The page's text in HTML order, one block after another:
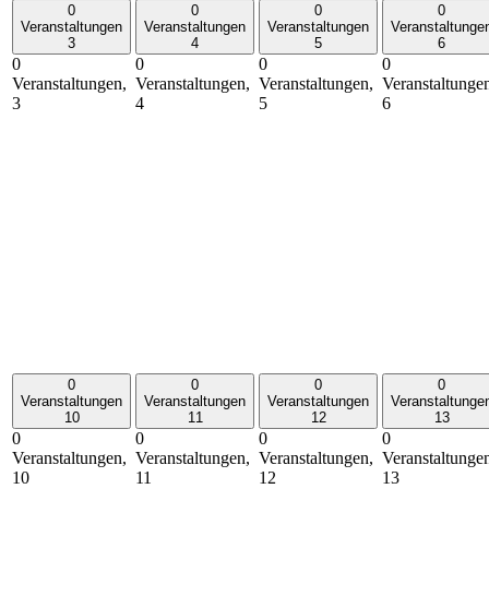
0
Veranstaltungen
3
0
Veranstaltungen,
3
0
Veranstaltungen
4
0
Veranstaltungen,
4
0
Veranstaltungen
5
0
Veranstaltungen,
5
0
6
0
6
0
Veranstaltungen
10
0
Veranstaltungen,
10
0
Veranstaltungen
11
0
Veranstaltungen,
11
0
Veranstaltungen
12
0
Veranstaltungen,
12
0
13
0
13